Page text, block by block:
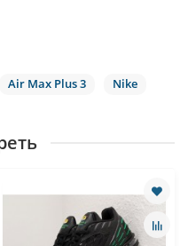
Air Max Plus 3 Nike